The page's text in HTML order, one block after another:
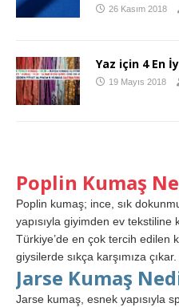
26 Kasım 2018
Yaz için 4 En
19 Mayıs 2018
Poplin Kumaş
Poplin kumaş; ince, sık
yapısıyla giyimden ev tekstiline
Türkiye’de en çok tercih edilen
giysilerde sıkça karşımıza çıkar.
Jarse Kumaş
Jarse kumaş, esnek yapısıyla